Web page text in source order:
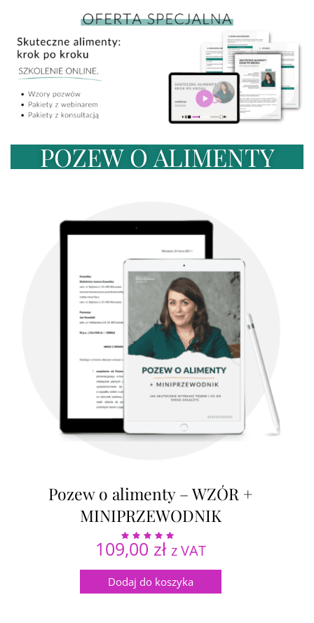
POZEW O ALIMENTY
Pozew o alimenty – WZÓR +
MINIPRZEWODNIK
Oceniono
5.00
109,00 zł z VAT
Dodaj do koszyka